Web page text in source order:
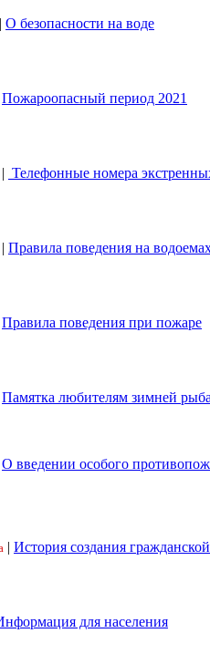
| О безопасности на воде
Пожароопасный период 2021
| Телефонные номера
| Правила поведения на
Правила поведения при пожаре
Памятка любителям зимней
О введении особого
| История создания
для населения